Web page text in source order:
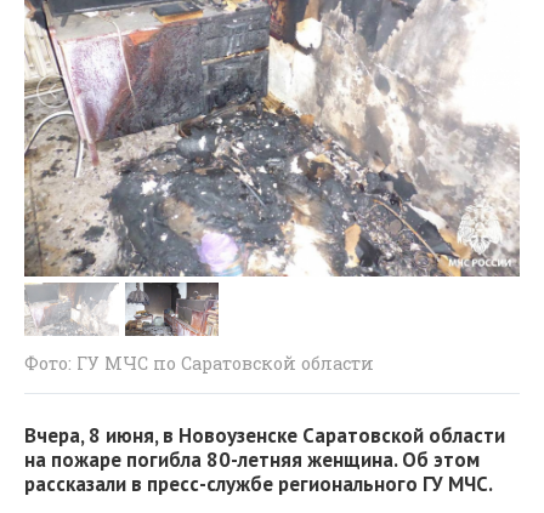
Фото: ГУ МЧС по Саратовской области
Вчера, 8 июня, в Новоузенске Саратовской области
на пожаре погибла 80-летняя женщина. Об этом
рассказали в пресс-службе регионального ГУ МЧС.